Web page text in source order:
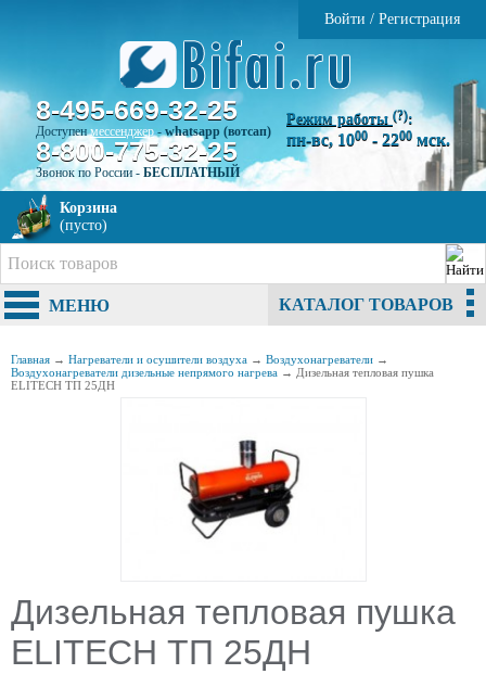
Войти / Регистрация
8-495-669-32-25
Доступенмессенджер-whatsapp (вотсап)
8-800-775-32-25
Звонок по России - БЕСПЛАТНЫЙ
Режим работы (?):
пн-вс, 1000 - 2200 мск.
Корзина
(пусто)
МЕНЮ КАТАЛОГ ТОВАРОВ
Главная → Нагреватели и осушители воздуха → Воздухонагреватели →
Воздухонагреватели дизельные непрямого нагрева → Дизельная тепловая пушка
ELITECH ТП 25ДН
Дизельная тепловая пушка
ELITECH ТП 25ДН